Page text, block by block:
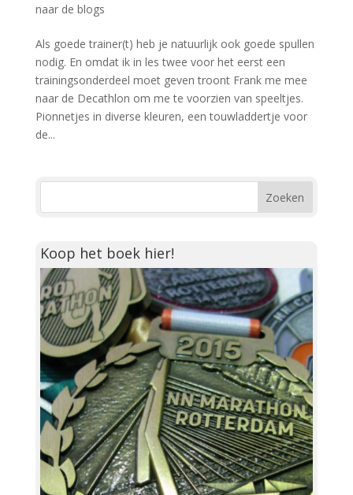
naar de blogs
Als goede trainer(t) heb je natuurlijk ook goede spullen
nodig. En omdat ik in les twee voor het eerst een
trainingsonderdeel moet geven troont Frank me mee
naar de Decathlon om me te voorzien van speeltjes.
Pionnetjes in diverse kleuren, een touwladdertje voor
de...
Koop het boek hier!